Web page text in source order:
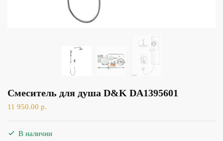
Смеситель для душа D&K DA1395601
11 950.00 р.
В наличии